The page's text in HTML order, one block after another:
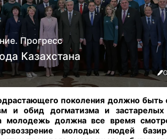
Прогресс
Казахстана
поколения должно быть
и обид догматизма и застарелых
молодежь должна все время
молодых людей